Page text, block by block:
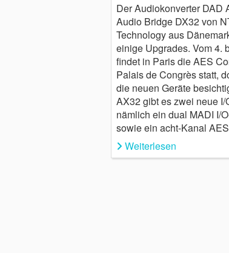
Der Audiokonverter DAD
Audio Bridge DX32 von
Technology aus
einige Upgrades. Vom 4.
findet in Paris die AES
Palais de Congrès statt,
die neuen Geräte
AX32 gibt es zwei neue I/
nämlich ein dual MADI I/
sowie ein acht-Kanal
Weiterlesen